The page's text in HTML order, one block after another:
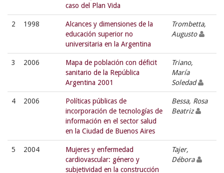
caso del Plan Vida
2 1998
Alcances y dimensiones de la
educación superior no
universitaria en la Argentina
Trombetta,
Augusto
3 2006
Mapa de población con déficit
sanitario de la República
Argentina 2001
Triano,
María
Soledad
4 2006
Políticas públicas de
incorporación de tecnologías de
información en el sector salud
en la Ciudad de Buenos Aires
Bessa, Rosa
Beatriz
5 2004
Mujeres y enfermedad
cardiovascular: género y
subjetividad en la construcción
Tajer,
Débora